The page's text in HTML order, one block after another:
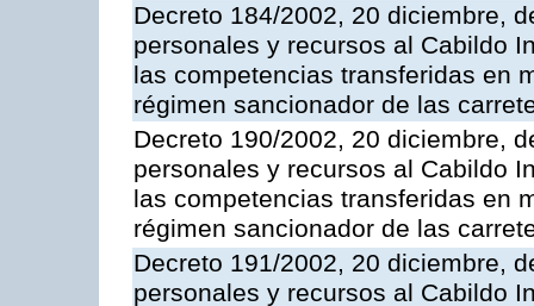
Decreto 184/2002, 20 diciembre,
personales y recursos al Cabildo
las competencias transferidas en
régimen sancionador de las
Decreto 190/2002, 20 diciembre,
personales y recursos al Cabildo
las competencias transferidas en
régimen sancionador de las
Decreto 191/2002, 20 diciembre,
personales y recursos al Cabildo